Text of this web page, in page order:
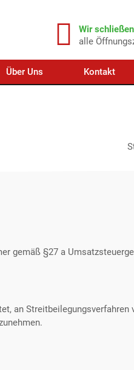
Wir
alle
Über Uns Kontakt
gemäß §27 a
an Streitbeilegungsverfahren